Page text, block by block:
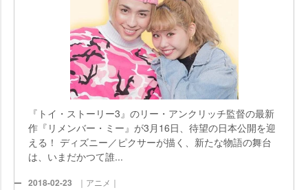
『トイ・ストーリー3』のリー・アンクリッチ監督の最新
作『リメンバー・ミー』が3月16日、待望の日本公開を迎
える！ ディズニー／ピクサーが描く、新たな物語の舞台
は、いまだかつて誰...
2018-02-23 ｜アニメ｜